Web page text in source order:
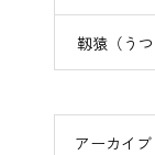
靱猿（う
アーカイブ